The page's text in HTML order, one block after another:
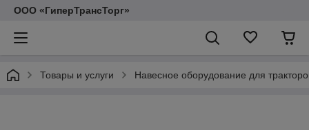
ООО «ГиперТрансТорг»
Товары и услуги Навесное оборудование для